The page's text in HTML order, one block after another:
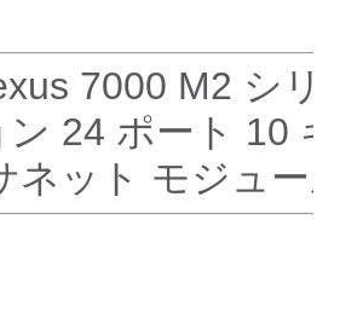
7000 M2 シリ
ン 24 ポート 10 ギ
ネット モジュール